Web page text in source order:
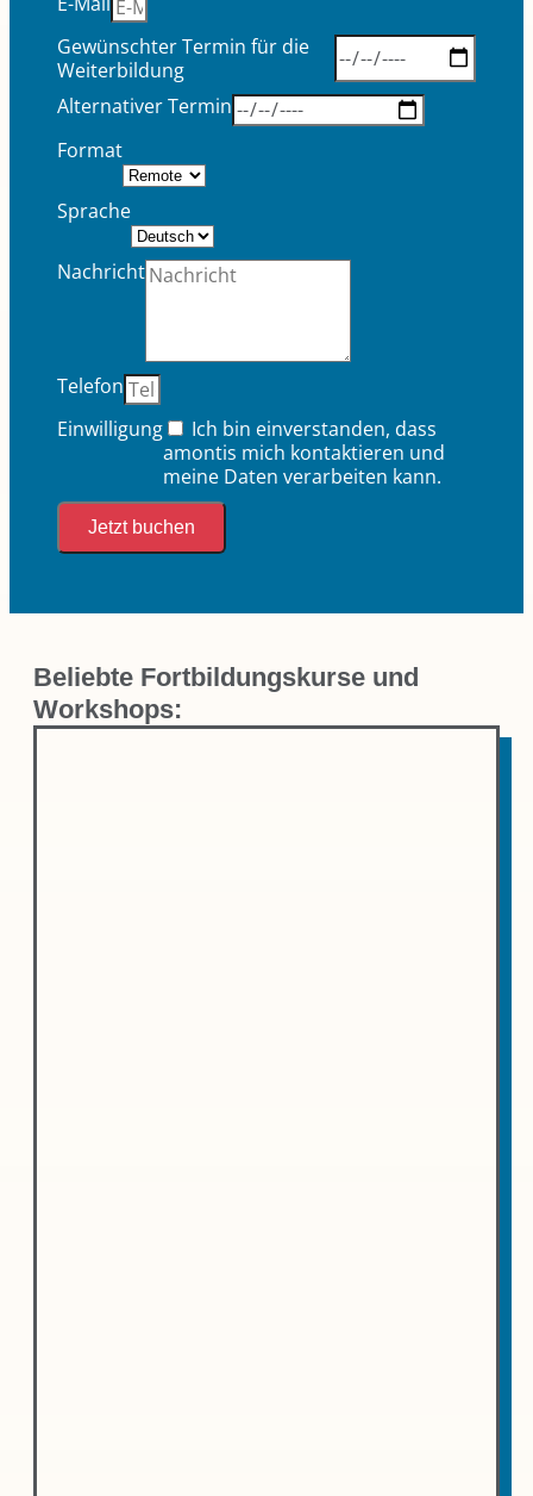
Gewünschter Termin für die
Weiterbildung
Alternativer Termin
Format
Sprache
Nachricht
Telefon
Einwilligung
Ich bin einverstanden, dass
amontis mich kontaktieren und
meine Daten verarbeiten kann.
Jetzt buchen
Beliebte Fortbildungskurse und
Workshops: